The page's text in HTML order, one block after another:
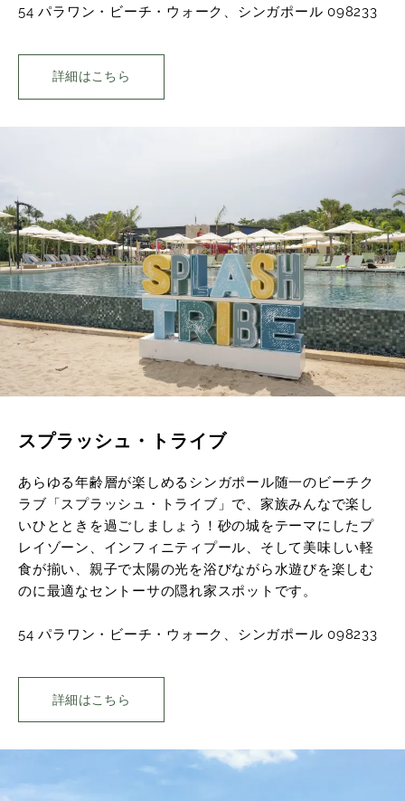
54 パラワン・ビーチ・ウォーク、シンガポール 098233
詳細はこちら
スプラッシュ・トライブ
あらゆる年齢層が楽しめるシンガポール随一のビーチク
ラブ「スプラッシュ・トライブ」で、家族みんなで楽し
いひとときを過ごしましょう！砂の城をテーマにしたプ
レイゾーン、インフィニティプール、そして美味しい軽
食が揃い、親子で太陽の光を浴びながら水遊びを楽しむ
のに最適なセントーサの隠れ家スポットです。
54 パラワン・ビーチ・ウォーク、シンガポール 098233
詳細はこちら